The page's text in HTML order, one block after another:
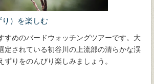
）を楽しむ
すめのバードウォッチングツアーです。大
定されている初谷川の上流部の清らかな渓
ずりをのんびり楽しみましょう。